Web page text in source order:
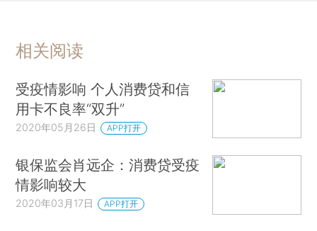
相关阅读
受疫情影响 个人消费贷和信
用卡不良率“双升”
2020年05月26日 APP打开
银保监会肖远企：消费贷受疫
情影响较大
2020年03月17日 APP打开